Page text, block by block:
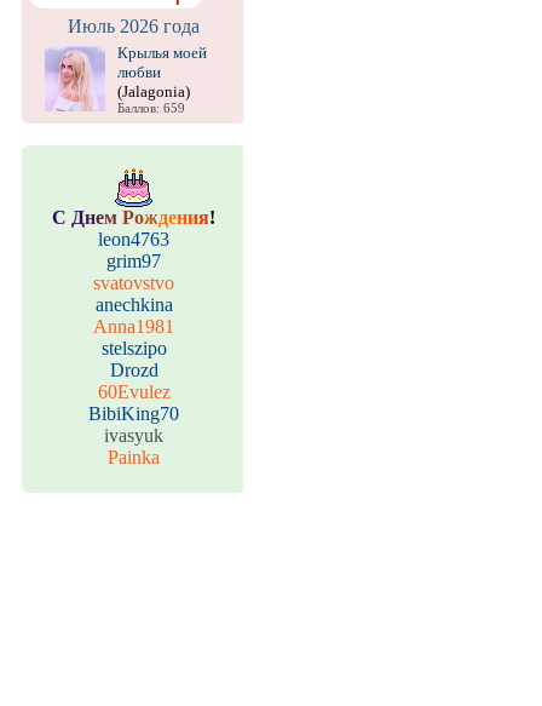
Июль 2026 года
Крылья моей
любви
(Jalagonia)
Баллов: 659
С Днем Рождения!
leon4763
grim97
svatovstvo
anechkina
Anna1981
stelszipo
Drozd
60Evulez
BibiKing70
ivasyuk
Painka